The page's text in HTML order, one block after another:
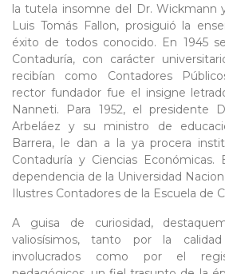
la tutela insomne del Dr. Wickmann
Luis Tomás Fallon, prosiguió la
éxito de todos conocido. En 1945
Contaduría, con carácter
recibían como Contadores
rector fundador fue el insigne
Nanneti. Para 1952, el presidente
Arbeláez y su ministro de
Barrera, le dan a la ya procera
Contaduría y Ciencias Económicas.
dependencia de la Universidad
Ilustres Contadores de la Escuela de
A guisa de curiosidad,
valiosísimos, tanto por la
involucrados como por el